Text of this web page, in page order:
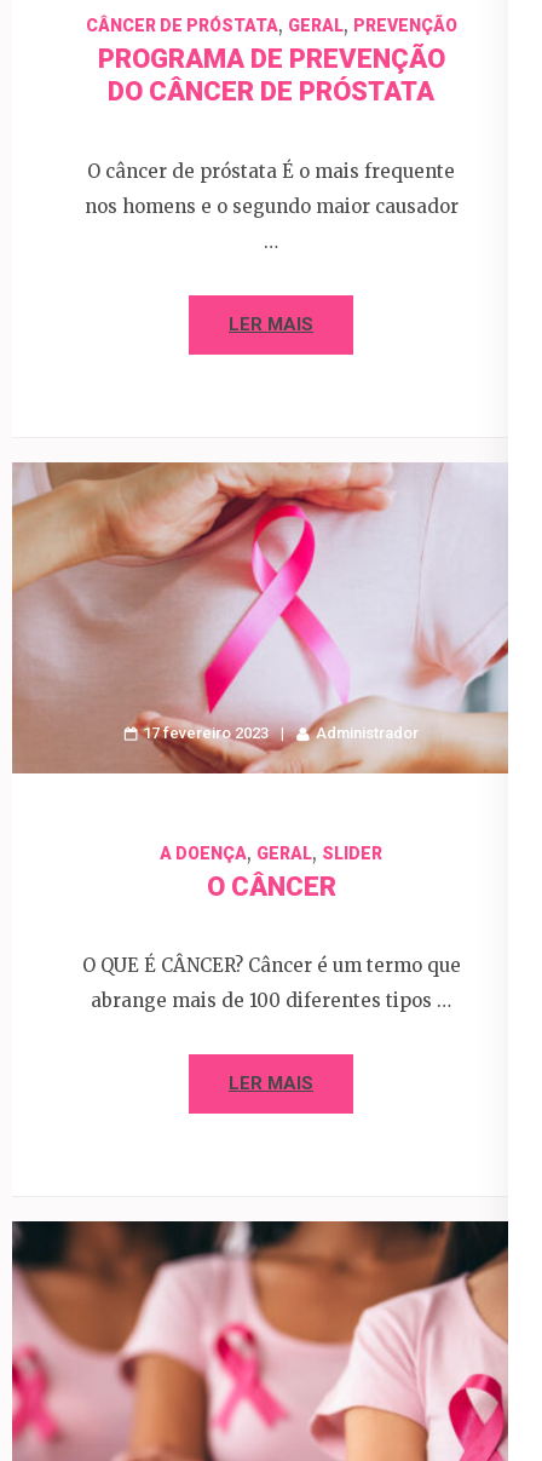
CÂNCER DE PRÓSTATA, GERAL, PREVENÇÃO
PROGRAMA DE PREVENÇÃO
DO CÂNCER DE PRÓSTATA
O câncer de próstata É o mais frequente
nos homens e o segundo maior causador
…
LER MAIS
17 fevereiro 2023 Administrador
A DOENÇA, GERAL, SLIDER
O CÂNCER
O QUE É CÂNCER? Câncer é um termo que
abrange mais de 100 diferentes tipos …
LER MAIS